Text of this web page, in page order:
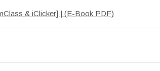
& iClicker] | (E-Book PDF)